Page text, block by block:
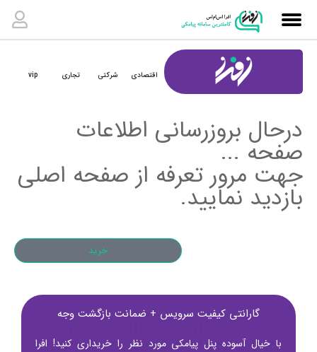
اقتصادی شرکتی تجاری vip
درحال بروزرسانی اطلاعات
صفحه ...
جهت مرور تعرفه از صفحه اصلی
بازدید نمایید.
خرید
گارانتی کیفیت سرویس + ضمانت بازگشت وجه
با خیال آسوده پنل پیامکی مورد نظر را خریداری کنید! افرا